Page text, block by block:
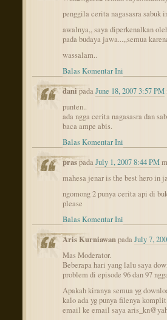
penggila cerita nagasasra sabuk
awalnya,, saya diperkenalkan
pada budaya jawa...,,semua
wassalam..
Balas Komentar Ini
dani padaJune 18, 2007 3:57 PM
punten..
ada ngga cerita nagasasra dan
baca ampe abis.
Balas Komentar Ini
praspadaJuly 1, 2007 8:44 PM
mahesa jenar is the best hero in
ngomong 2 punya cerita api di
please
Balas Komentar Ini
Aris KurniawanpadaJuly 7,
Mas Moderator.
Beberapa hari yang lalu saya
problem di episode 96 dan 97
Apakah kiranya semua yg
kalo ada yg punya filenya
email ke email saya